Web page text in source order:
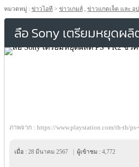
หมวดหมู่ : ข่าวไอที > ข่าวเกมส์ , ข่าวแกดเจ็ต และ อุ
ลือ Sony เตรียมหยุดผลิ
ภาพจาก : https://www.playstation.com/th-th/
เมื่อ : 28 มีนาคม 2567 ผู้เข้าชม : 4,772